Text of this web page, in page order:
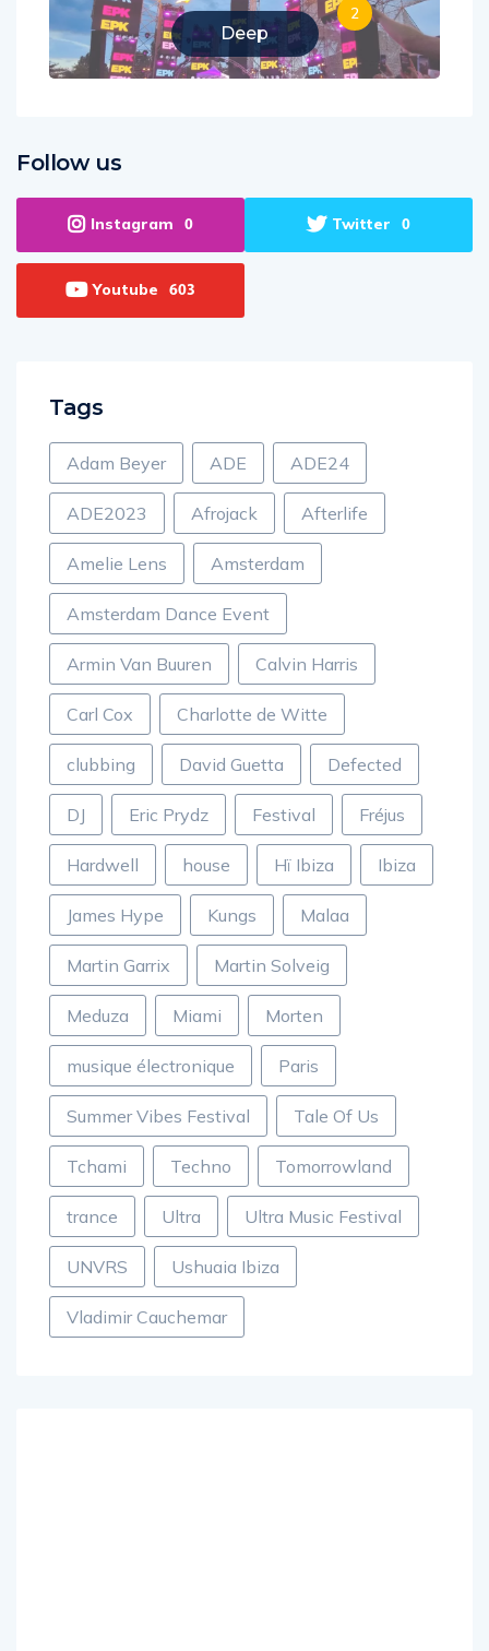
Deep
2
Follow us
Instagram 0 Twitter 0
Youtube 603
Tags
Adam Beyer ADE ADE24
ADE2023 Afrojack Afterlife
Amelie Lens Amsterdam
Amsterdam Dance Event
Armin Van Buuren Calvin Harris
Carl Cox Charlotte de Witte
clubbing David Guetta Defected
DJ Eric Prydz Festival Fréjus
Hardwell house Hï Ibiza Ibiza
James Hype Kungs Malaa
Martin Garrix Martin Solveig
Meduza Miami Morten
musique électronique Paris
Summer Vibes Festival Tale Of Us
Tchami Techno Tomorrowland
trance Ultra Ultra Music Festival
UNVRS Ushuaia Ibiza
Vladimir Cauchemar